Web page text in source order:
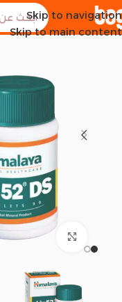
Skip to navigation
Skip to main content
SOLD OUT
to enlarge